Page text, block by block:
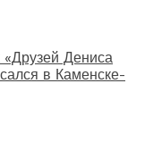
Дениса
в Каменске-